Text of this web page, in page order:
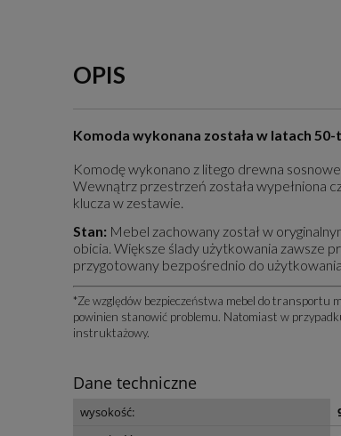
OPIS
Komoda wykonana została w latach
Komodę wykonano z litego drewna
Wewnątrz przestrzeń została wypełniona
klucza w zestawie.
Stan: Mebel zachowany został w
obicia. Większe ślady użytkowania zawsze
przygotowany bezpośrednio do użytkowania.
*Ze względów bezpieczeństwa mebel do transportu
powinien stanowić problemu. Natomiast w
instruktażowy.
Dane techniczne
wysokość: